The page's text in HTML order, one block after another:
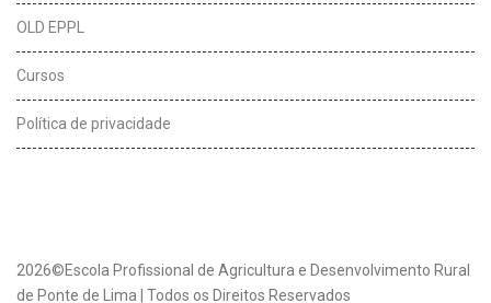
OLD EPPL
Cursos
Política de privacidade
2026©Escola Profissional de Agricultura e Desenvolvimento Rural
de Ponte de Lima | Todos os Direitos Reservados